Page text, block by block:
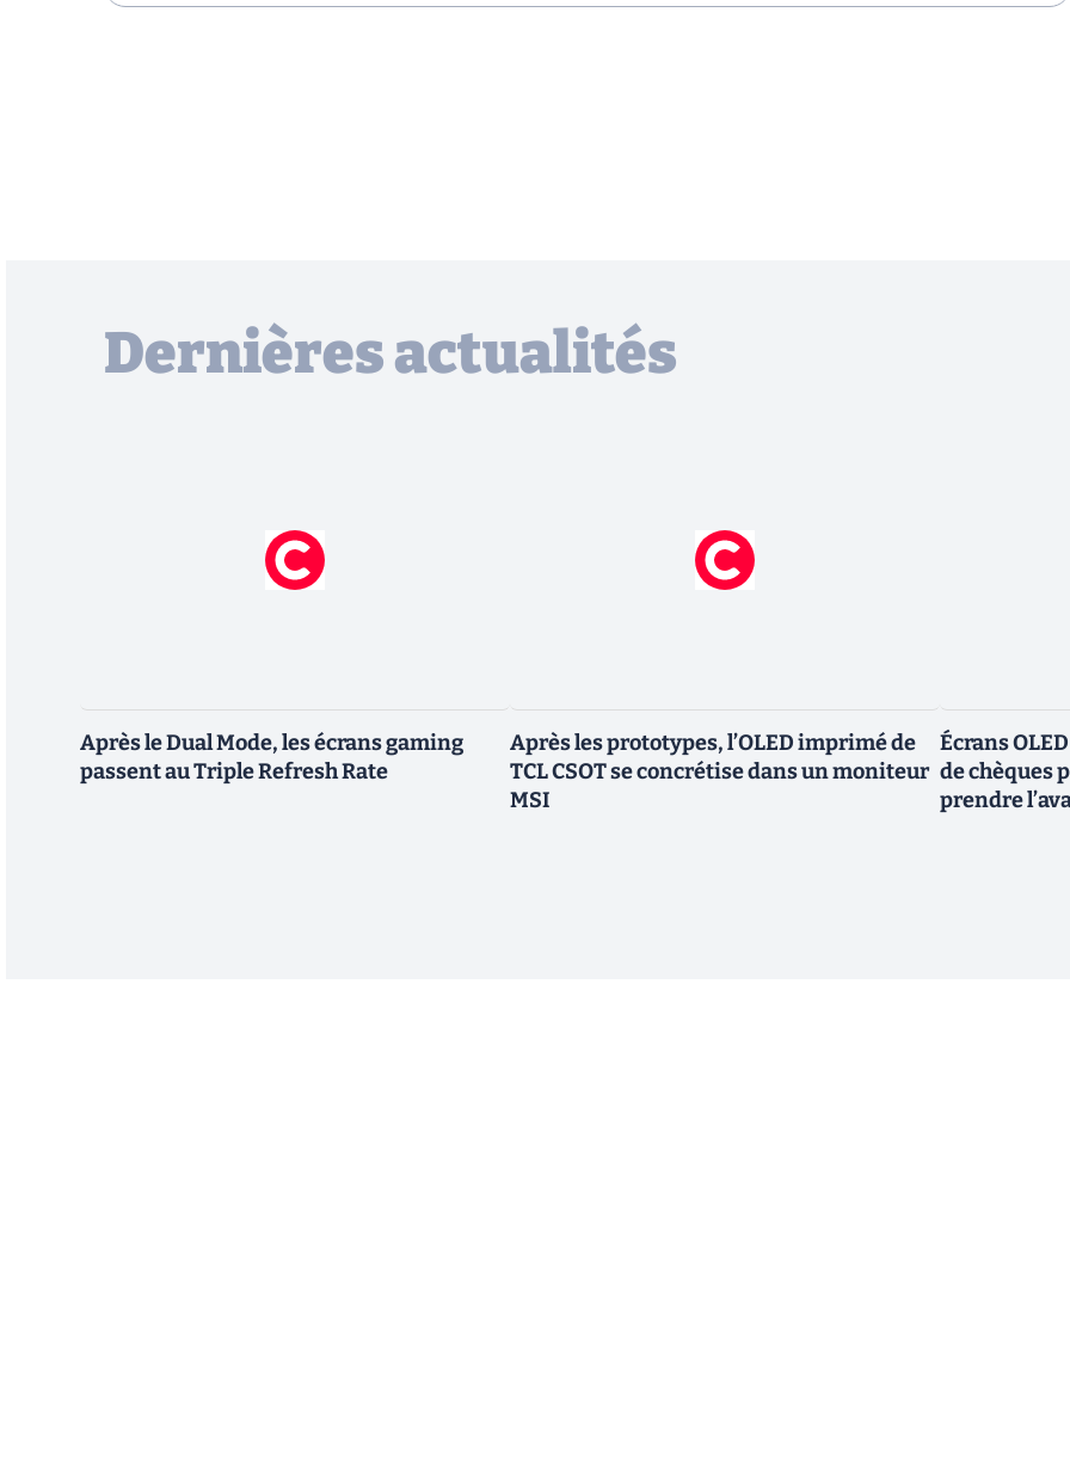
Dernières actualités
Après le Dual Mode, les écrans gaming
passent au Triple Refresh Rate
Après les prototypes, l’OLED imprimé de
TCL CSOT se concrétise dans un moniteur
MSI
Écrans
de chèques
prendre